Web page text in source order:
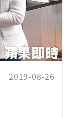
2019-08-26